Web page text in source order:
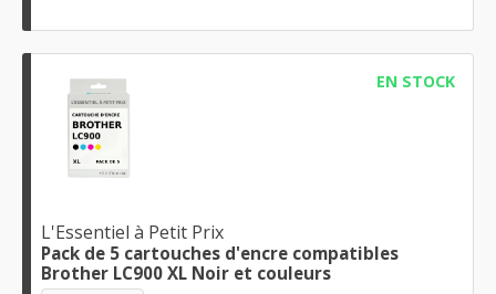
EN STOCK
L'Essentiel à Petit Prix
Pack de 5 cartouches d'encre compatibles
Brother LC900 XL Noir et couleurs